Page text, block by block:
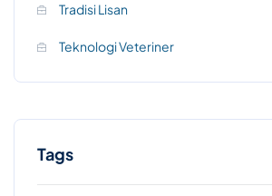
Tradisi Lisan
Teknologi Veteriner
Tags